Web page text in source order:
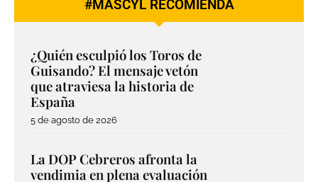
#MÁSCYL RECOMIENDA
¿Quién esculpió los Toros de
Guisando? El mensaje vetón
que atraviesa la historia de
España
5 de agosto de 2026
La DOP Cebreros afronta la
vendimia en plena evaluación